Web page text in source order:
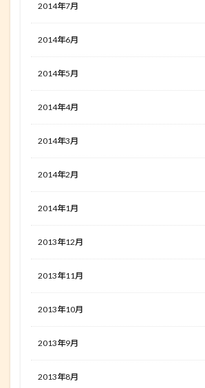
2014年7月
2014年6月
2014年5月
2014年4月
2014年3月
2014年2月
2014年1月
2013年12月
2013年11月
2013年10月
2013年9月
2013年8月